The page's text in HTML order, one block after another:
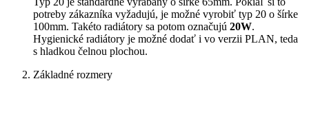
potreby zákazníka vyžadujú, je možné vyrobiť typ 20 o šírke
100mm. Takéto radiátory sa potom označujú 20W.
Hygienické radiátory je možné dodať i vo verzii PLAN, teda
s hladkou čelnou plochou.
Základné rozmery